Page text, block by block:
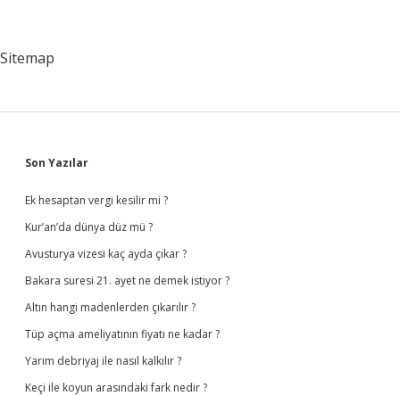
Sitemap
Sidebar
Son Yazılar
Ek hesaptan vergi kesilir mi ?
Kur’an’da dünya düz mü ?
Avusturya vizesi kaç ayda çıkar ?
Bakara suresi 21. ayet ne demek istiyor ?
Altın hangi madenlerden çıkarılır ?
Tüp açma ameliyatının fiyatı ne kadar ?
Yarım debriyaj ile nasıl kalkılır ?
Keçi ile koyun arasındaki fark nedir ?